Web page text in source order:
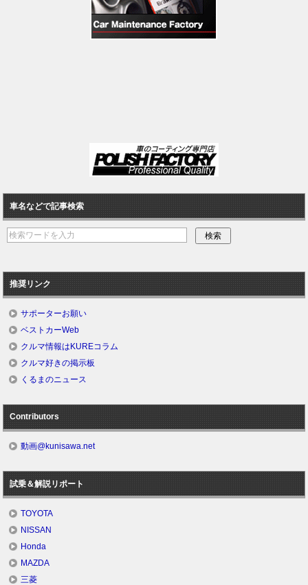
車名などで記事検索
推奨リンク
サポーターお願い
ベストカーWeb
クルマ情報はKUREコラム
クルマ好きの掲示板
くるまのニュース
Contributors
動画@kunisawa.net
試乗＆解説リポート
TOYOTA
NISSAN
Honda
MAZDA
三菱